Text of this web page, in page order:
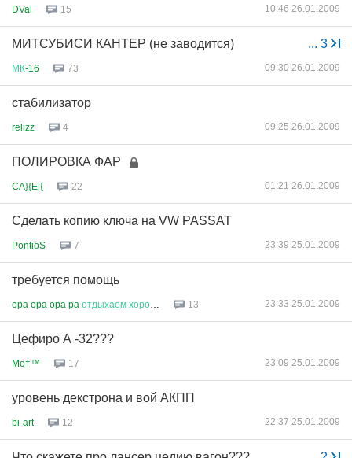
DVal 15 10:46 26.01.2009
... 3
МИТСУБИСИ КАНТЕР (не заводится)
МК-16 73 09:30 26.01.2009
стабилизатор
relizz 4 09:25 26.01.2009
ПОЛИРОВКА ФАР
CA}{E|{ 22 01:21 26.01.2009
Сделать копию ключа на VW PASSAT
PontioS 7 23:39 25.01.2009
требуется помощь
opa opa opa pa отдыхаем хорошо 13 23:33 25.01.2009
Цефиро А -32???
Mo†™ 17 23:09 25.01.2009
уровень декстрона и вой АКПП
bi-art 12 22:37 25.01.2009